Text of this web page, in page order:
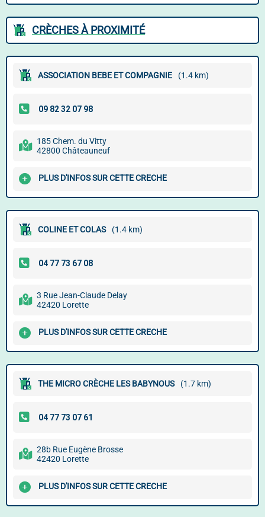
CRÈCHES À PROXIMITÉ
ASSOCIATION BEBE ET COMPAGNIE (1.4 km)
185 Chem. du Vitty
42800 Châteauneuf
PLUS D'INFOS SUR CETTE CRECHE
COLINE ET COLAS (1.4 km)
3 Rue Jean-Claude Delay
42420 Lorette
PLUS D'INFOS SUR CETTE CRECHE
THE MICRO CRÈCHE LES BABYNOUS (1.7 km)
28b Rue Eugène Brosse
42420 Lorette
PLUS D'INFOS SUR CETTE CRECHE